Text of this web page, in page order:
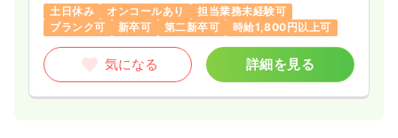
土日休み
オンコールあり
担当業務未経験可
ブランク可
新卒可 第二新卒可 時給1,800円以上可
気になる 詳細を見る